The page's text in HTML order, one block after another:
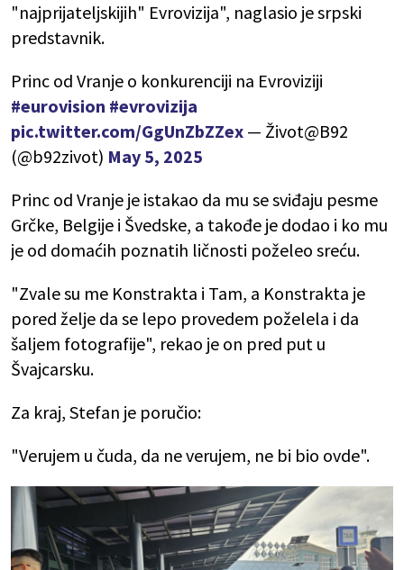
"najprijateljskijih" Evrovizija", naglasio je srpski
predstavnik.
Princ od Vranje o konkurenciji na Evroviziji
#eurovision #evrovizija
pic.twitter.com/GgUnZbZZex — Život@B92
(@b92zivot) May 5, 2025
Princ od Vranje je istakao da mu se sviđaju pesme
Grčke, Belgije i Švedske, a takođe je dodao i ko mu
je od domaćih poznatih ličnosti poželeo sreću.
"Zvale su me Konstrakta i Tam, a Konstrakta je
pored želje da se lepo provedem poželela i da
šaljem fotografije", rekao je on pred put u
Švajcarsku.
Za kraj, Stefan je poručio:
"Verujem u čuda, da ne verujem, ne bi bio ovde".